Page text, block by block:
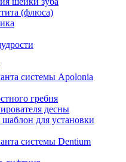
(флюса)
системы Apolonia
гребня
десны
для установки
системы Dentium